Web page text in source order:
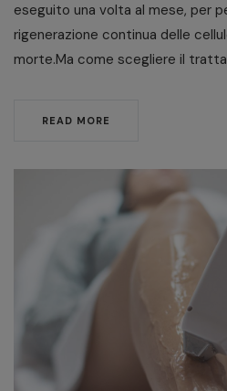
eseguito una volta al mese, per
rigenerazione continua delle
morte.Ma come scegliere il
READ MORE